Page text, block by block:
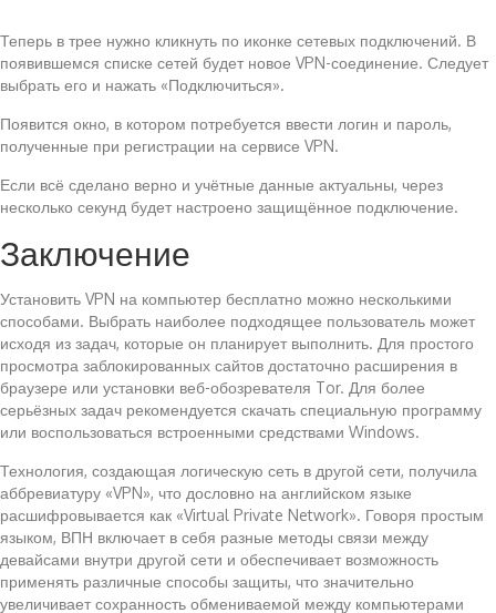
Теперь в трее нужно кликнуть по иконке сетевых подключений. В
появившемся списке сетей будет новое VPN-соединение. Следует
выбрать его и нажать «Подключиться».
Появится окно, в котором потребуется ввести логин и пароль,
полученные при регистрации на сервисе VPN.
Если всё сделано верно и учётные данные актуальны, через
несколько секунд будет настроено защищённое подключение.
Заключение
Установить VPN на компьютер бесплатно можно несколькими
способами. Выбрать наиболее подходящее пользователь может
исходя из задач, которые он планирует выполнить. Для простого
просмотра заблокированных сайтов достаточно расширения в
браузере или установки веб-обозревателя Tor. Для более
серьёзных задач рекомендуется скачать специальную программу
или воспользоваться встроенными средствами Windows.
Технология, создающая логическую сеть в другой сети, получила
аббревиатуру «VPN», что дословно на английском языке
расшифровывается как «Virtual Private Network». Говоря простым
языком, ВПН включает в себя разные методы связи между
девайсами внутри другой сети и обеспечивает возможность
применять различные способы защиты, что значительно
увеличивает сохранность обмениваемой между компьютерами